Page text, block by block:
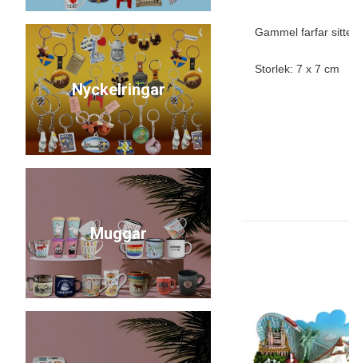
Nyckelringar
Muggar
Gammel farfar
Storlek: 7 x 7 cm